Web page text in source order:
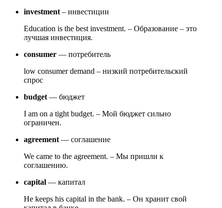
investment– инвестиции
Education is the best investment. – Образование – это
лучшая инвестиция.
consumer — потребитель
low consumer demand – низкий потребительский
спрос
budget— бюджет
I am on a tight budget. – Мой бюджет сильно
ограничен.
agreement— соглашение
We came to the agreement. – Мы пришли к
соглашению.
capital — капитал
He keeps his capital in the bank. – Он хранит свой